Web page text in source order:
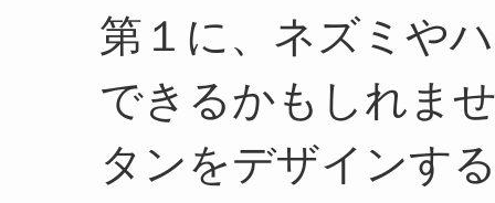
第１に、ネズミや
できるかもしれま
タンをデザインす